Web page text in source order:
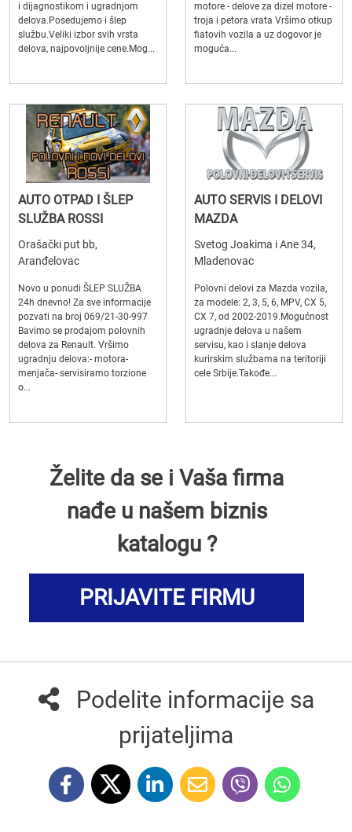
i dijagnostikom i ugradnjom
delova.Posedujemo i šlep
službu.Veliki izbor svih vrsta
delova, najpovoljnije cene.Mog...
motore - delove za dizel motore -
troja i petora vrata Vršimo otkup
fiatovih vozila a uz dogovor je
moguća...
AUTO OTPAD I ŠLEP
SLUŽBA ROSSI
Orašački put bb,
Aranđelovac
Novo u ponudi ŠLEP SLUŽBA
24h dnevno! Za sve informacije
pozvati na broj 069/21-30-997
Bavimo se prodajom polovnih
delova za Renault. Vršimo
ugradnju delova:- motora-
menjača- servisiramo torzione
o...
AUTO SERVIS I DELOVI
MAZDA
Svetog Joakima i Ane 34,
Mladenovac
Polovni delovi za Mazda vozila,
za modele: 2, 3, 5, 6, MPV, CX 5,
CX 7, od 2002-2019.Mogućnost
ugradnje delova u našem
servisu, kao i slanje delova
kurirskim službama na teritoriji
cele Srbije.Takođe...
Želite da se i Vaša firma
nađe u našem biznis
katalogu ?
PRIJAVITE FIRMU
Podelite informacije sa
prijateljima